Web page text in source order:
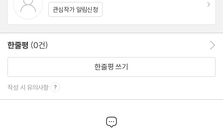
관심작가 알림신청
한줄평 (0건)
한줄평 쓰기
작성 시 유의사항